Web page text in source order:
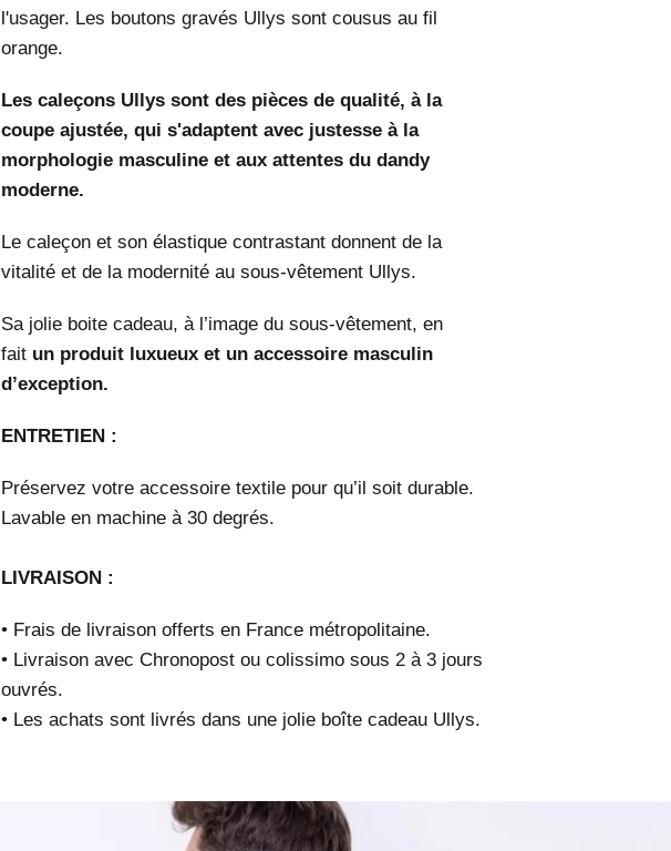
l'usager. Les boutons gravés Ullys sont cousus au fil
orange.
Les caleçons Ullys sont des pièces de qualité, à la
coupe ajustée, qui s'adaptent avec justesse à la
morphologie masculine et aux attentes du dandy
moderne.
Le caleçon et son élastique contrastant donnent de la
vitalité et de la modernité au sous-vêtement Ullys.
Sa jolie boite cadeau, à l’image du sous-vêtement, en
fait un produit luxueux et un accessoire masculin
d’exception.
ENTRETIEN :
Préservez votre accessoire textile pour qu’il soit durable.
Lavable en machine à 30 degrés.
LIVRAISON :
• Frais de livraison offerts en France métropolitaine.
• Livraison avec Chronopost ou colissimo sous 2 à 3 jours
ouvrés.
• Les achats sont livrés dans une jolie boîte cadeau Ullys.